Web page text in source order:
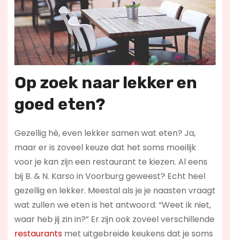
Op zoek naar lekker en
goed eten?
Gezellig hè, even lekker samen wat eten? Ja,
maar er is zoveel keuze dat het soms moeilijk
voor je kan zijn een restaurant te kiezen. Al eens
bij B. & N. Karso in Voorburg geweest? Echt heel
gezellig en lekker. Meestal als je je naasten vraagt
wat zullen we eten is het antwoord: “Weet ik niet,
waar heb jij zin in?” Er zijn ook zoveel verschillende
restaurantsmet uitgebreide keukens dat je soms